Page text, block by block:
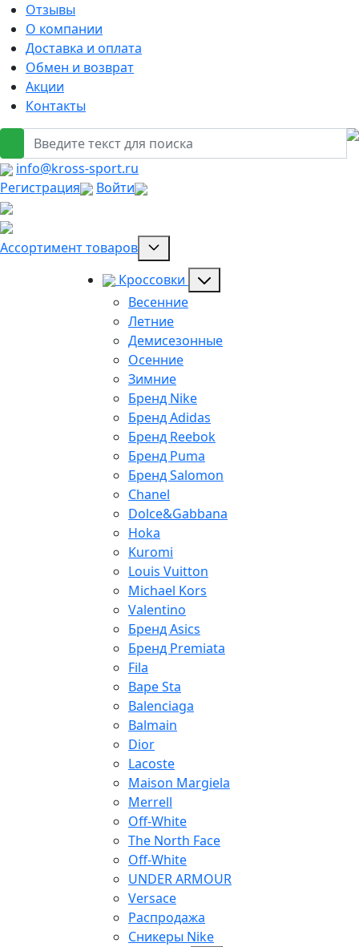
Отзывы
О компании
Доставка и оплата
Обмен и возврат
Акции
Контакты
info@kross-sport.ru
Регистрация
Войти
Ассортимент товаров
Кроссовки
Весенние
Летние
Демисезонные
Осенние
Зимние
Бренд Nike
Бренд Adidas
Бренд Reebok
Бренд Puma
Бренд Salomon
Chanel
Dolce&Gabbana
Hoka
Kuromi
Louis Vuitton
Michael Kors
Valentino
Бренд Asics
Бренд Premiata
Fila
Bape Sta
Balenciaga
Balmain
Dior
Lacoste
Maison Margiela
Merrell
Off-White
The North Face
Off-White
UNDER ARMOUR
Versace
Распродажа
Сникеры Nike